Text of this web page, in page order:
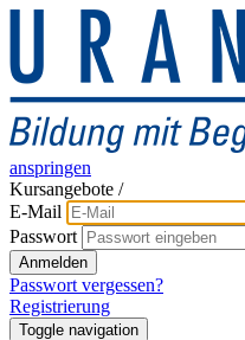
anspringen
Kursangebote /
E-Mail
Passwort
Anmelden
Passwort vergessen?
Registrierung
Toggle navigation